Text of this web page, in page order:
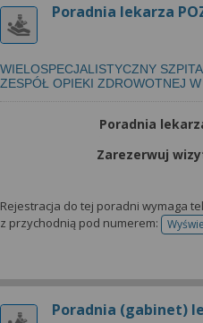
Poradnia lekarza
WIELOSPECJALISTYCZNY
ZESPÓŁ OPIEKI ZDROWOTNEJ
Poradnia
Zarezerwuj
Rejestracja do tej poradni wymaga
z przychodnią pod numerem:
Poradnia (gabinet)